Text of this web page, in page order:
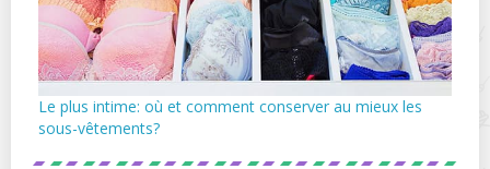
Le plus intime: où et comment conserver au mieux les
sous-vêtements?